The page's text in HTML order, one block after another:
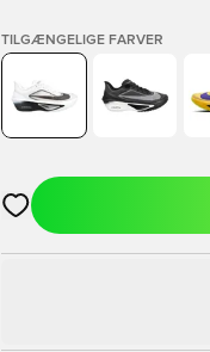
TILGÆNGELIGE FARVER
Åbner en Modal til at